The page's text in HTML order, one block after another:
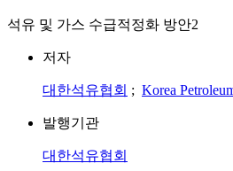
석유 및 가스 수급적정화 방안2
저자
대한석유협회 ; Korea
발행기관
대한석유협회